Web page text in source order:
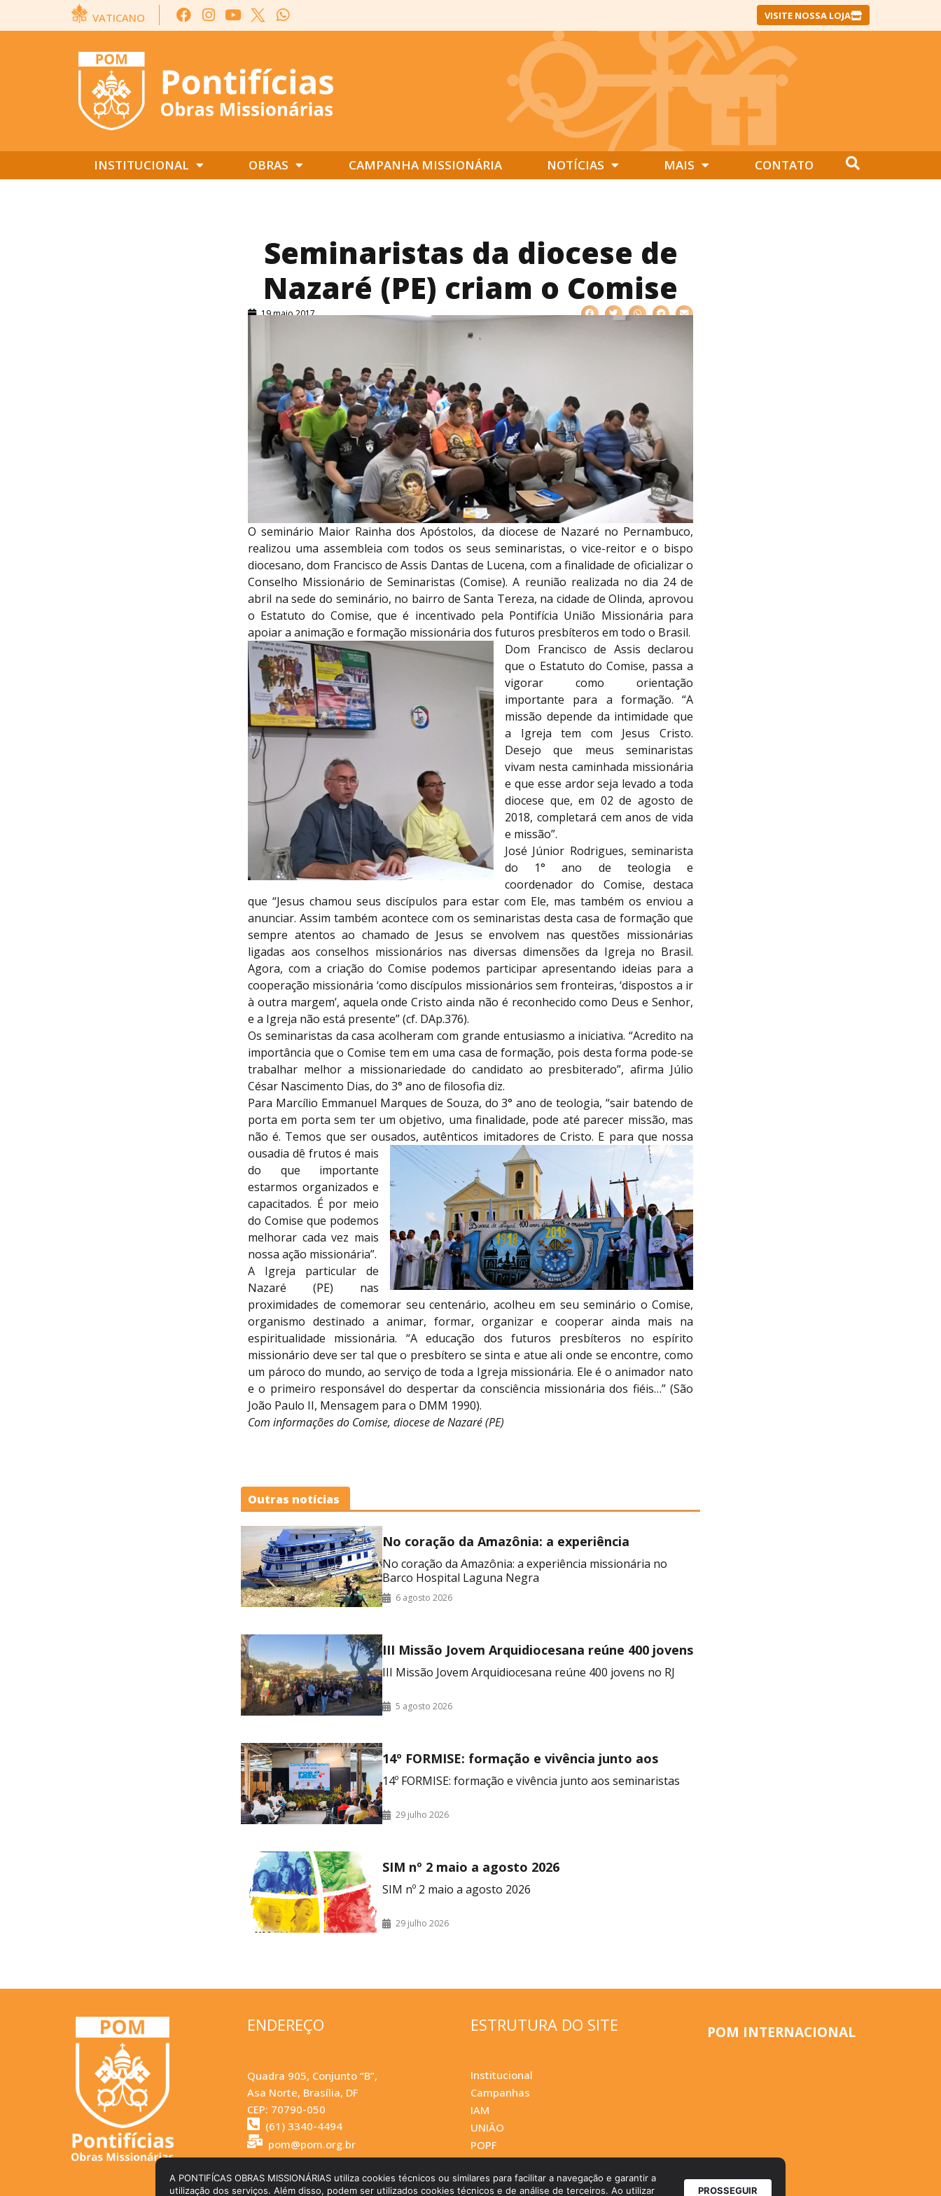
VATICANO VISITE NOSSA LOJA
INSTITUCIONAL OBRAS CAMPANHA MISSIONÁRIA NOTÍCIAS MAIS CONTATO
Seminaristas da diocese de
Nazaré (PE) criam o Comise
19 maio 2017
O seminário Maior Rainha dos Apóstolos, da diocese de Nazaré no Pernambuco,
realizou uma assembleia com todos os seus seminaristas, o vice-reitor e o bispo
diocesano, dom Francisco de Assis Dantas de Lucena, com a finalidade de oficializar o
Conselho Missionário de Seminaristas (Comise). A reunião realizada no dia 24 de
abril na sede do seminário, no bairro de Santa Tereza, na cidade de Olinda, aprovou
o Estatuto do Comise, que é incentivado pela Pontifícia União Missionária para
apoiar a animação e formação missionária dos futuros presbíteros em todo o Brasil.
Dom Francisco de Assis declarou
que o Estatuto do Comise, passa a
vigorar como orientação
importante para a formação. “A
missão depende da intimidade que
a Igreja tem com Jesus Cristo.
Desejo que meus seminaristas
vivam nesta caminhada missionária
e que esse ardor seja levado a toda
diocese que, em 02 de agosto de
2018, completará cem anos de vida
e missão”.
José Júnior Rodrigues, seminarista
do 1° ano de teologia e
coordenador do Comise, destaca
que “Jesus chamou seus discípulos para estar com Ele, mas também os enviou a
anunciar. Assim também acontece com os seminaristas desta casa de formação que
sempre atentos ao chamado de Jesus se envolvem nas questões missionárias
ligadas aos conselhos missionários nas diversas dimensões da Igreja no Brasil.
Agora, com a criação do Comise podemos participar apresentando ideias para a
cooperação missionária ‘como discípulos missionários sem fronteiras, ‘dispostos a ir
à outra margem’, aquela onde Cristo ainda não é reconhecido como Deus e Senhor,
e a Igreja não está presente” (cf. DAp.376).
Os seminaristas da casa acolheram com grande entusiasmo a iniciativa. “Acredito na
importância que o Comise tem em uma casa de formação, pois desta forma pode-se
trabalhar melhor a missionariedade do candidato ao presbiterado”, afirma Júlio
César Nascimento Dias, do 3° ano de filosofia diz.
Para Marcílio Emmanuel Marques de Souza, do 3° ano de teologia, “sair batendo de
porta em porta sem ter um objetivo, uma finalidade, pode até parecer missão, mas
não é. Temos que ser ousados, autênticos imitadores deCristo. E para que nossa
ousadia dê frutos é mais
do que importante
estarmos organizados e
capacitados. É por meio
do Comise que podemos
melhorar cada vez mais
nossa ação missionária”.
A Igreja particular de
Nazaré (PE) nas
proximidades de comemorar seu centenário, acolheu em seu seminário o Comise,
organismo destinado a animar, formar, organizar e cooperar ainda mais na
espiritualidade missionária. “A educação dos futuros presbíteros no espírito
missionário deve ser tal que o presbítero se sinta e atue ali onde se encontre, como
um pároco do mundo, ao serviço de toda a Igreja missionária. Ele é o animador nato
e o primeiro responsável do despertar da consciência missionária dos fiéis…” (São
João Paulo II, Mensagem para o DMM 1990).
Com informações do Comise, diocese de Nazaré (PE)
Outras notícias
No coração da Amazônia: a experiência
missionária no Barco Hospital Laguna Negra
No coração da Amazônia: a experiência missionária no
Barco Hospital Laguna Negra
6 agosto 2026
III Missão Jovem Arquidiocesana reúne 400 jovens
no RJ
III Missão Jovem Arquidiocesana reúne 400 jovens no RJ
5 agosto 2026
14º FORMISE: formação e vivência junto aos
seminaristas
14º FORMISE: formação e vivência junto aos seminaristas
29 julho 2026
SIM nº 2 maio a agosto 2026
SIM nº 2 maio a agosto 2026
29 julho 2026
ENDEREÇO
Quadra 905, Conjunto “B”,
Asa Norte, Brasília, DF
CEP: 70790-050
(61) 3340-4494
pom@pom.org.br
A PONTIFÍCAS OBRAS MISSIONÁRIAS utiliza cookies técnicos ou similares para facilitar a navegação e garantir a
utilização dos serviços. Além disso, podem ser utilizados cookies técnicos e de análise de terceiros. Ao utilizar
PROSSEGUIR
ESTRUTURA DO SITE
Institucional
Campanhas
IAM
UNIÃO
POPF
POM INTERNACIONAL